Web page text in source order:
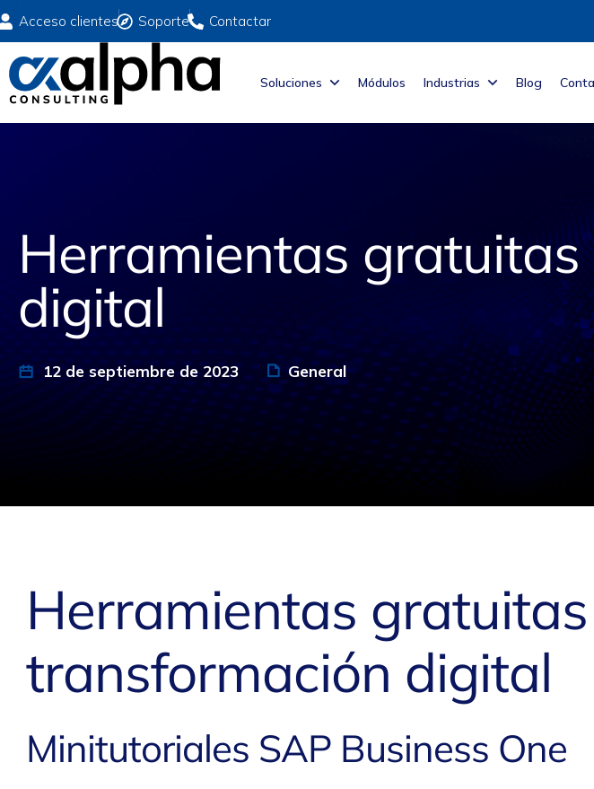
Acceso clientes Soporte Contactar
Soluciones Módulos Industrias Blog
Herramientas
digital
12 de septiembre de 2023 General
Herramientas
transformación digital
Minitutoriales SAP Business One